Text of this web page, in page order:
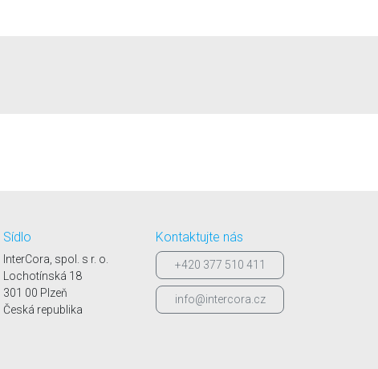
Kontaktujte nás
+420 377 510 411
info@intercora.cz
Sídlo
InterCora, spol. s r. o.
Lochotínská 18
301 00 Plzeň
Česká republika